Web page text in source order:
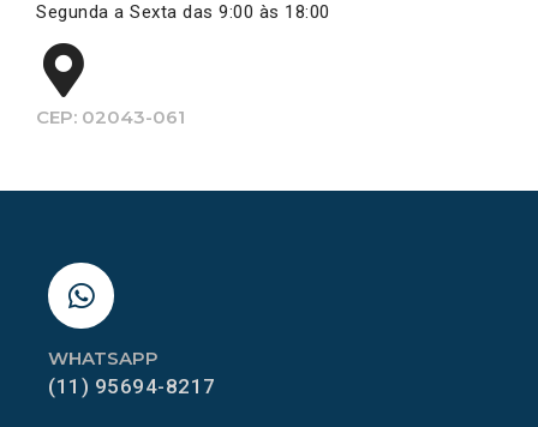
Segunda a Sexta das 9:00 às 18:00
CEP: 02043-061
WHATSAPP
(11) 95694-8217